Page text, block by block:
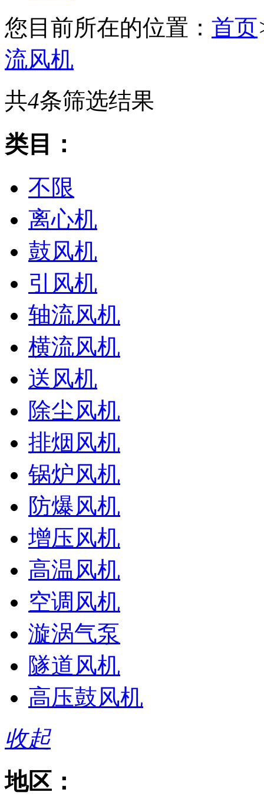
您目前所在的位置： 首页
流风机
共4条筛选结果
类目：
不限
离心机
鼓风机
引风机
轴流风机
横流风机
送风机
除尘风机
排烟风机
锅炉风机
防爆风机
增压风机
高温风机
空调风机
漩涡气泵
隧道风机
高压鼓风机
收起
地区：